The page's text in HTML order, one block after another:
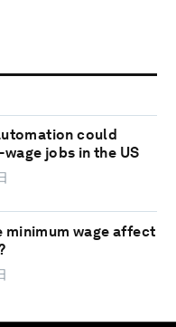
could
jobs in the US
minimum wage affect